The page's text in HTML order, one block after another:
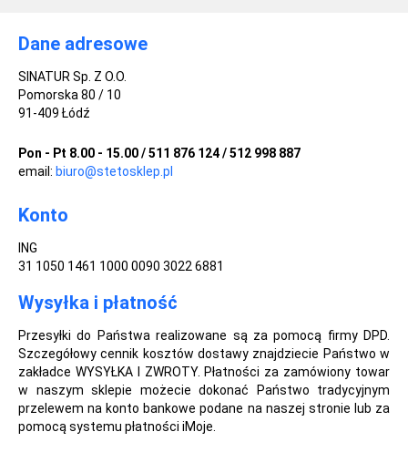
Dane adresowe
SINATUR Sp. Z O.O.
Pomorska 80 / 10
91-409 Łódź
Pon - Pt 8.00 - 15.00 / 511 876 124 / 512 998 887
email: biuro@stetosklep.pl
Konto
ING
31 1050 1461 1000 0090 3022 6881
Wysyłka i płatność
Przesyłki do Państwa realizowane są za pomocą firmy DPD.
Szczegółowy cennik kosztów dostawy znajdziecie Państwo w
zakładce WYSYŁKA I ZWROTY. Płatności za zamówiony towar
w naszym sklepie możecie dokonać Państwo tradycyjnym
przelewem na konto bankowe podane na naszej stronie lub za
pomocą systemu płatności iMoje.